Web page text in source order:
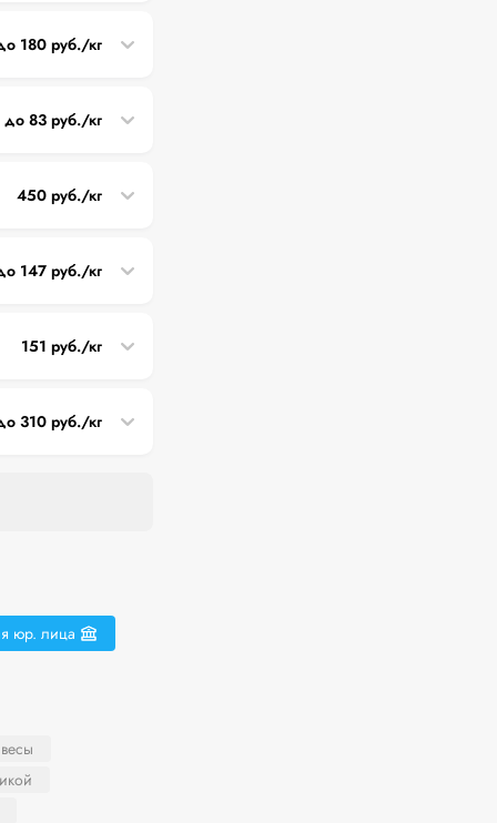
180 руб./кг
до 83 руб./кг
450 руб./кг
147 руб./кг
151 руб./кг
310 руб./кг
юр. лица